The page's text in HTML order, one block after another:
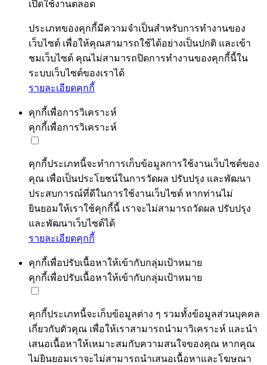
เปิดใช้งานตลอด
ประเภทของคุกกี้มีความจำเป็นสำหรับการทำงานของ
เว็บไซต์ เพื่อให้คุณสามารถใช้ได้อย่างเป็นปกติ และเข้า
ชมเว็บไซต์ คุณไม่สามารถปิดการทำงานของคุกกี้นี้ใน
ระบบเว็บไซต์ของเราได้
รายละเอียดคุกกี้
คุกกี้เพื่อการวิเคราะห์
คุกกี้เพื่อการวิเคราะห์
คุกกี้ประเภทนี้จะทำการเก็บข้อมูลการใช้งานเว็บไซต์ของ
คุณ เพื่อเป็นประโยชน์ในการวัดผล ปรับปรุง และพัฒนา
ประสบการณ์ที่ดีในการใช้งานเว็บไซต์ หากท่านไม่
ยินยอมให้เราใช้คุกกี้นี้ เราจะไม่สามารถวัดผล ปรับปรุง
และพัฒนาเว็บไซต์ได้
รายละเอียดคุกกี้
คุกกี้เพื่อปรับเนื้อหาให้เข้ากับกลุ่มเป้าหมาย
คุกกี้เพื่อปรับเนื้อหาให้เข้ากับกลุ่มเป้าหมาย
คุกกี้ประเภทนี้จะเก็บข้อมูลต่าง ๆ รวมทั้งข้อมูลส่วนบุคคล
เกี่ยวกับตัวคุณ เพื่อให้เราสามารถนำมาวิเคราะห์ และนำ
เสนอเนื้อหาให้เหมาะสมกับความสนใจของคุณ หากคุณ
ไม่ยินยอมเราจะไม่สามารถนำเสนอเนื้อหาและโฆษณา